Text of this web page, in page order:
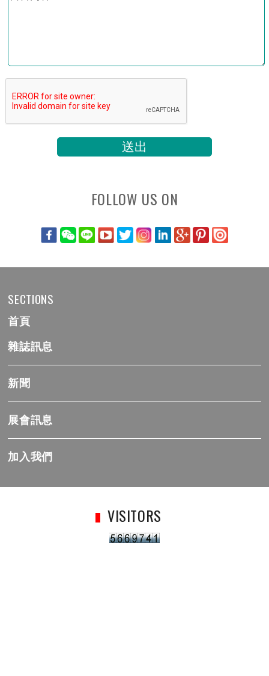
FOLLOW US ON
SECTIONS
首頁
雜誌訊息
新聞
展會訊息
加入我們
VISITORS